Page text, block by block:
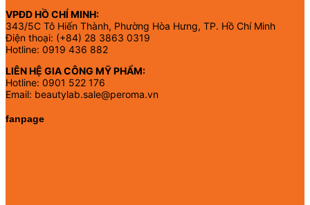
VPĐD HỒ CHÍ MINH:
343/5C Tô Hiến Thành, Phường Hòa Hưng, TP. Hồ Chí Minh
Điện thoại: (+84) 28 3863 0319
Hotline: 0919 436 882
LIÊN HỆ GIA CÔNG MỸ PHẨM:
Hotline: 0901 522 176
Email: beautylab.sale@peroma.vn
fanpage